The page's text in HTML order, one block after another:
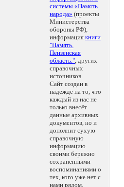
системы «Память
народа» (проекты
Министерства
обороны РФ),
информация книги
"Память.
Пензенская
область.", других
справочных
источников.
Сайт создан в
надежде на то, что
каждый из нас не
только внесёт
данные архивных
документов, но и
дополнит сухую
справочную
информацию
своими бережно
сохраненными
воспоминаниями о
тех, кого уже нет с
нами рядом,